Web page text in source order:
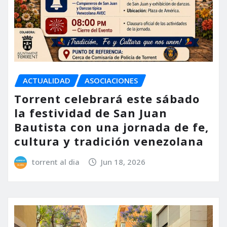
ACTUALIDAD ASOCIACIONES
Torrent celebrará este sábado
la festividad de San Juan
Bautista con una jornada de fe,
cultura y tradición venezolana
torrent al dia Jun 18, 2026